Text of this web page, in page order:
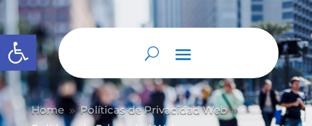
Abrir barra de herramientas
Home 9 Políticas de Privacidad Web 9